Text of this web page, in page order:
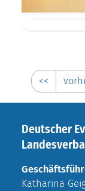
<<
Deutscher
Katharina